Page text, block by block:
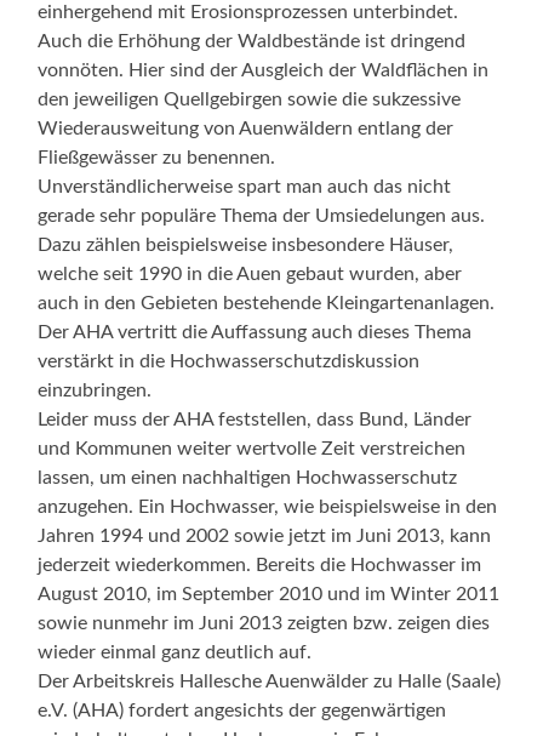
einhergehend mit Erosionsprozessen unterbindet.
Auch die Erhöhung der Waldbestände ist dringend
vonnöten. Hier sind der Ausgleich der Waldflächen in
den jeweiligen Quellgebirgen sowie die sukzessive
Wiederausweitung von Auenwäldern entlang der
Fließgewässer zu benennen.
Unverständlicherweise spart man auch das nicht
gerade sehr populäre Thema der Umsiedelungen aus.
Dazu zählen beispielsweise insbesondere Häuser,
welche seit 1990 in die Auen gebaut wurden, aber
auch in den Gebieten bestehende Kleingartenanlagen.
Der AHA vertritt die Auffassung auch dieses Thema
verstärkt in die Hochwasserschutzdiskussion
einzubringen.
Leider muss der AHA feststellen, dass Bund, Länder
und Kommunen weiter wertvolle Zeit verstreichen
lassen, um einen nachhaltigen Hochwasserschutz
anzugehen. Ein Hochwasser, wie beispielsweise in den
Jahren 1994 und 2002 sowie jetzt im Juni 2013, kann
jederzeit wiederkommen. Bereits die Hochwasser im
August 2010, im September 2010 und im Winter 2011
sowie nunmehr im Juni 2013 zeigten bzw. zeigen dies
wieder einmal ganz deutlich auf.
Der Arbeitskreis Hallesche Auenwälder zu Halle (Saale)
e.V. (AHA) fordert angesichts der gegenwärtigen